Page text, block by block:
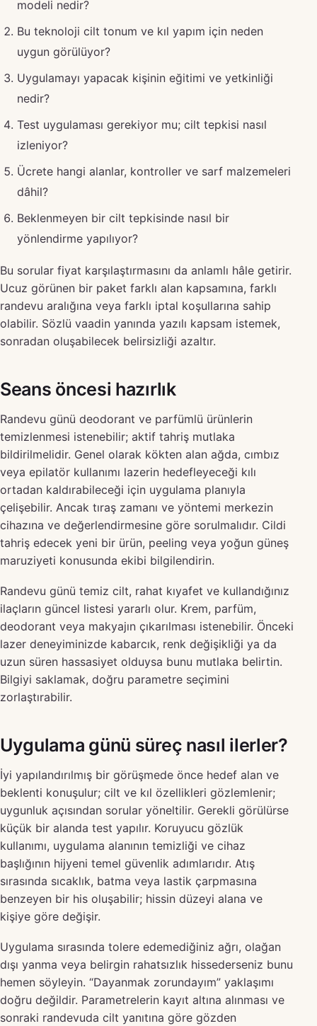
modeli nedir?
Bu teknoloji cilt tonum ve kıl yapım için neden
uygun görülüyor?
Uygulamayı yapacak kişinin eğitimi ve yetkinliği
nedir?
Test uygulaması gerekiyor mu; cilt tepkisi nasıl
izleniyor?
Ücrete hangi alanlar, kontroller ve sarf malzemeleri
dâhil?
Beklenmeyen bir cilt tepkisinde nasıl bir
yönlendirme yapılıyor?
Bu sorular fiyat karşılaştırmasını da anlamlı hâle getirir.
Ucuz görünen bir paket farklı alan kapsamına, farklı
randevu aralığına veya farklı iptal koşullarına sahip
olabilir. Sözlü vaadin yanında yazılı kapsam istemek,
sonradan oluşabilecek belirsizliği azaltır.
Seans öncesi hazırlık
Randevu günü deodorant ve parfümlü ürünlerin
temizlenmesi istenebilir; aktif tahriş mutlaka
bildirilmelidir. Genel olarak kökten alan ağda, cımbız
veya epilatör kullanımı lazerin hedefleyeceği kılı
ortadan kaldırabileceği için uygulama planıyla
çelişebilir. Ancak tıraş zamanı ve yöntemi merkezin
cihazına ve değerlendirmesine göre sorulmalıdır. Cildi
tahriş edecek yeni bir ürün, peeling veya yoğun güneş
maruziyeti konusunda ekibi bilgilendirin.
Randevu günü temiz cilt, rahat kıyafet ve kullandığınız
ilaçların güncel listesi yararlı olur. Krem, parfüm,
deodorant veya makyajın çıkarılması istenebilir. Önceki
lazer deneyiminizde kabarcık, renk değişikliği ya da
uzun süren hassasiyet olduysa bunu mutlaka belirtin.
Bilgiyi saklamak, doğru parametre seçimini
zorlaştırabilir.
Uygulama günü süreç nasıl ilerler?
İyi yapılandırılmış bir görüşmede önce hedef alan ve
beklenti konuşulur; cilt ve kıl özellikleri gözlemlenir;
uygunluk açısından sorular yöneltilir. Gerekli görülürse
küçük bir alanda test yapılır. Koruyucu gözlük
kullanımı, uygulama alanının temizliği ve cihaz
başlığının hijyeni temel güvenlik adımlarıdır. Atış
sırasında sıcaklık, batma veya lastik çarpmasına
benzeyen bir his oluşabilir; hissin düzeyi alana ve
kişiye göre değişir.
Uygulama sırasında tolere edemediğiniz ağrı, olağan
dışı yanma veya belirgin rahatsızlık hissederseniz bunu
hemen söyleyin. “Dayanmak zorundayım” yaklaşımı
doğru değildir. Parametrelerin kayıt altına alınması ve
sonraki randevuda cilt yanıtına göre gözden